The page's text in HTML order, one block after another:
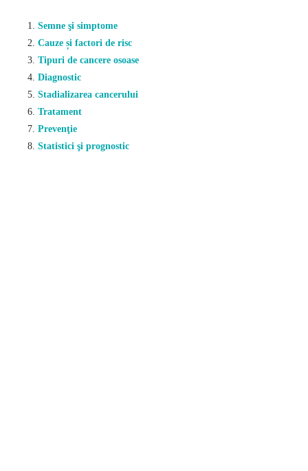
Semne şi simptome
Cauze și factori de risc
Tipuri de cancere osoase
Diagnostic
Stadializarea cancerului
Tratament
Prevenţie
Statistici şi prognostic